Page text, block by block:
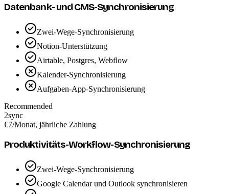
Datenbank- und CMS-Synchronisierung
Zwei-Wege-Synchronisierung
Notion-Unterstützung
Airtable, Postgres, Webflow
Kalender-Synchronisierung
Aufgaben-App-Synchronisierung
Recommended
2sync
€7/Monat, jährliche Zahlung
Produktivitäts-Workflow-Synchronisierung
Zwei-Wege-Synchronisierung
Google Calendar und Outlook synchronisieren